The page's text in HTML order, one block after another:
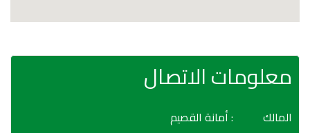
معلومات الاتصال
المالك : أمانة القصيم